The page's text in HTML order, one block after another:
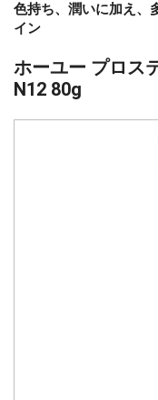
色持ち、潤いに加え、
イン
ホーユー プロス
N12 80g